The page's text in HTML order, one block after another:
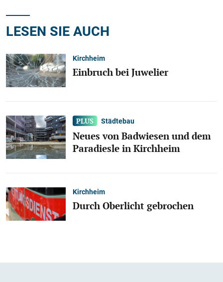
LESEN SIE AUCH
Kirchheim
Einbruch bei Juwelier
Städtebau
Neues von Badwiesen und dem
Paradiesle in Kirchheim
Kirchheim
Durch Oberlicht gebrochen